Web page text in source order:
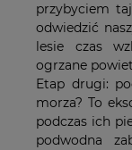
przybyciem
odwiedzić
lesie czas
ogrzane
Etap drugi:
morza? To
podczas ich
podwodna